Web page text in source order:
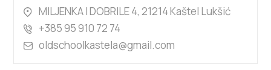
MILJENKA I DOBRILE 4, 21214 Kaštel Lukšić
+385 95 910 72 74
oldschoolkastela@gmail.com